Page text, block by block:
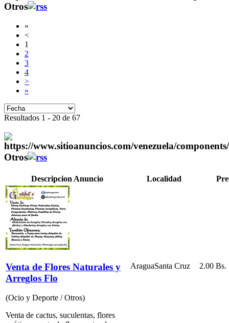
Otros
«
<
1
2
3
4
>
»
Resultados 1 - 20 de 67
Otros
Descripcion Anuncio Localidad
Venta de Flores Naturales y
Arreglos Flo
(Ocio y Deporte / Otros)
Venta de cactus, suculentas, flores
AraguaSanta Cruz 2.00 Bs.